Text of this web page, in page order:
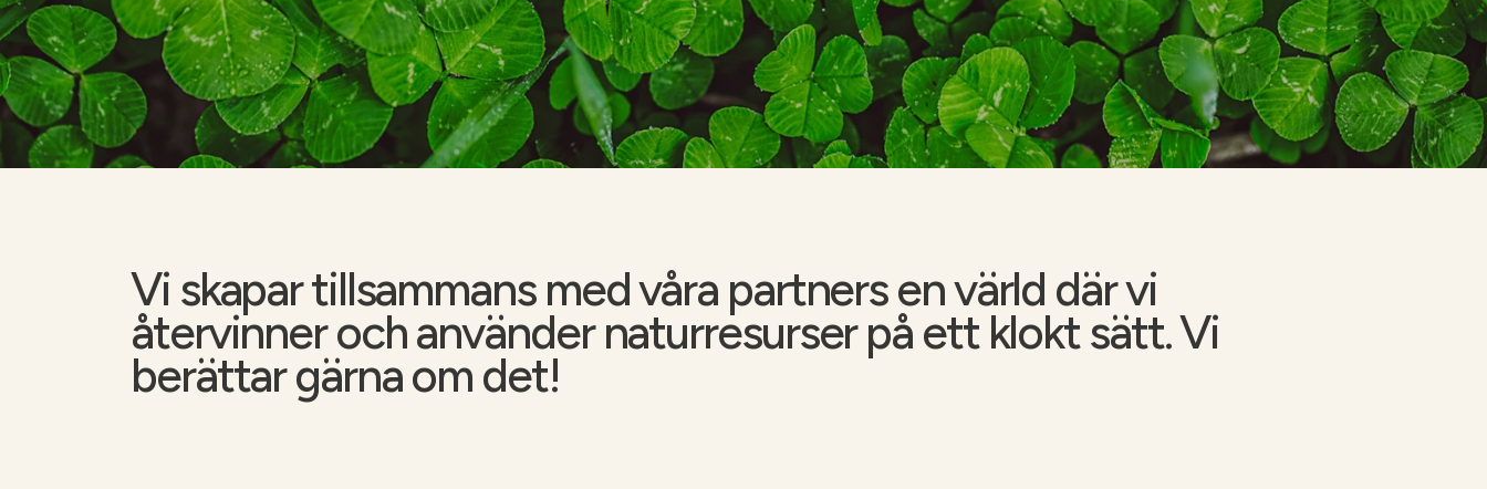
Gödslingskalkylator Kalkräknare Soilfood webbutik
Vi skapar tillsammans med våra partners en värld där vi
återvinner och använder naturresurser på ett klokt sätt. Vi
berättar gärna om det!